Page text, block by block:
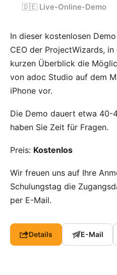
🇩🇪 Live-Online-Demo
In dieser kostenlosen
CEO der ProjectWizards,
kurzen Überblick die
von adoc Studio auf dem
iPhone vor.
Die Demo dauert etwa 40-
haben Sie Zeit für Fragen.
Preis: Kostenlos
Wir freuen uns auf Ihre
Schulungstag die
per E-Mail.
Details E-Mail